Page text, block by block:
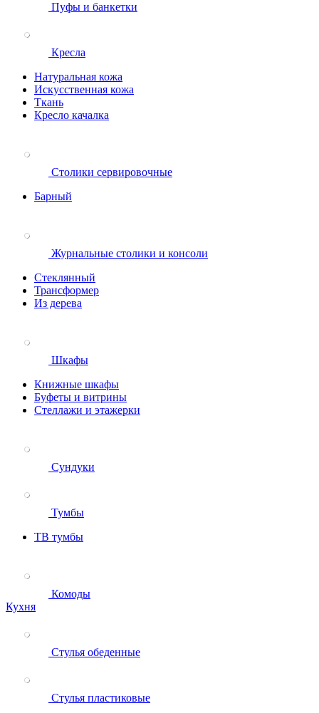
Пуфы и банкетки
Кресла
Натуральная кожа
Искусственная кожа
Ткань
Кресло качалка
Столики сервировочные
Барный
Журнальные столики и консоли
Стеклянный
Трансформер
Из дерева
Шкафы
Книжные шкафы
Буфеты и витрины
Стеллажи и этажерки
Сундуки
Тумбы
ТВ тумбы
Комоды
Кухня
Стулья обеденные
Стулья пластиковые